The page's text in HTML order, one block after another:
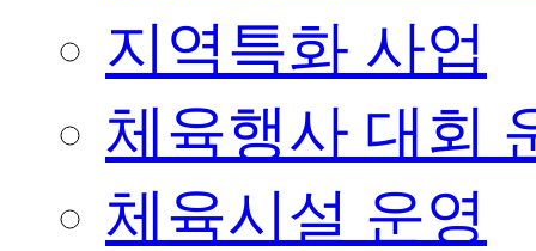
지역특화 사업
체육행사 대회
체육시설 운영